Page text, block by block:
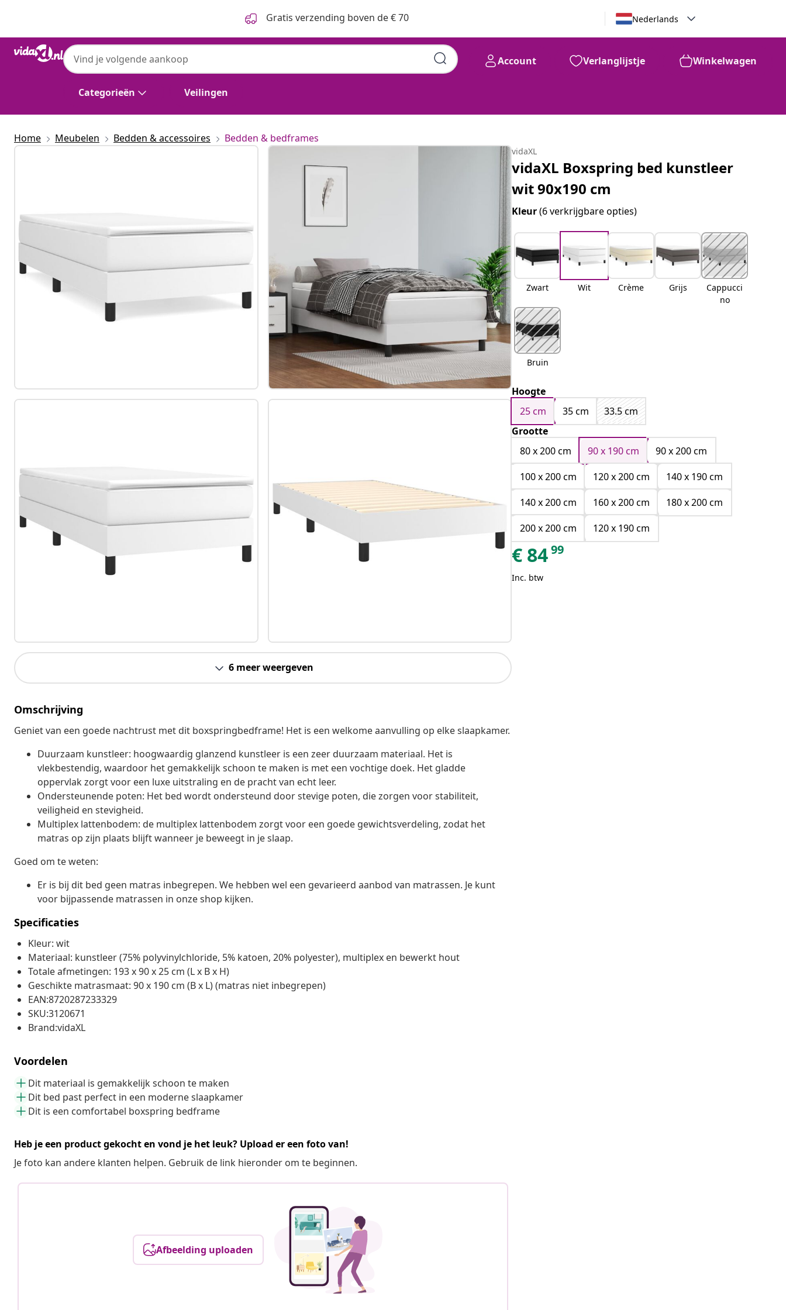
Gratis verzending boven de € 70 Nederlands
Categorieën Veilingen
Account Verlanglijstje Winkelwagen
Home Meubelen Bedden & accessoires Bedden & bedframes
6 meer weergeven
Omschrijving
Geniet van een goede nachtrust met dit boxspringbedframe! Het is een welkome aanvulling op elke slaapkamer.
Duurzaam kunstleer: hoogwaardig glanzend kunstleer is een zeer duurzaam materiaal. Het is
vlekbestendig, waardoor het gemakkelijk schoon te maken is met een vochtige doek. Het gladde
oppervlak zorgt voor een luxe uitstraling en de pracht van echt leer.
Ondersteunende poten: Het bed wordt ondersteund door stevige poten, die zorgen voor stabiliteit,
veiligheid en stevigheid.
Multiplex lattenbodem: de multiplex lattenbodem zorgt voor een goede gewichtsverdeling, zodat het
matras op zijn plaats blijft wanneer je beweegt in je slaap.
Goed om te weten:
Er is bij dit bed geen matras inbegrepen. We hebben wel een gevarieerd aanbod van matrassen. Je kunt
voor bijpassende matrassen in onze shop kijken.
Specificaties
Kleur: wit
Materiaal: kunstleer (75% polyvinylchloride, 5% katoen, 20% polyester), multiplex en bewerkt hout
Totale afmetingen: 193 x 90 x 25 cm (L x B x H)
Geschikte matrasmaat: 90 x 190 cm (B x L) (matras niet inbegrepen)
EAN:8720287233329
SKU:3120671
Brand:vidaXL
Voordelen
Dit materiaal is gemakkelijk schoon te maken
Dit bed past perfect in een moderne slaapkamer
Dit is een comfortabel boxspring bedframe
Heb je een product gekocht en vond je het leuk? Upload er een foto van!
Je foto kan andere klanten helpen. Gebruik de link hieronder om te beginnen.
Afbeelding uploaden
vidaXL
vidaXL Boxspring bed kunstleer
wit 90x190 cm
Kleur(6 verkrijgbare opties)
Zwart Wit Crème Grijs
Cappucci
no
Bruin
Hoogte
25 cm
35 cm
33.5 cm
Grootte
80 x 200 cm
90 x 190 cm
90 x 200 cm
100 x 200 cm
120 x 200 cm
140 x 190 cm
140 x 200 cm
160 x 200 cm
180 x 200 cm
200 x 200 cm
120 x 190 cm
€ 8499
Inc. btw